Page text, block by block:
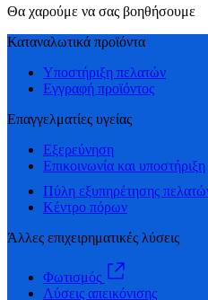
Θα χαρούμε να σας βοηθήσουμε
Καταναλωτικά προϊόντα
Υποστήριξη πελατών
Εγγραφή προϊόντος
Επαγγελματίες υγείας
Εξερεύνηση
Επικοινωνία και υποστήριξη
Πύλη εξυπηρέτησης
Κέντρο πόρων
Άλλες επιχειρηματικές λύσεις
Φωτισμός
Λύσεις απεικόνισης